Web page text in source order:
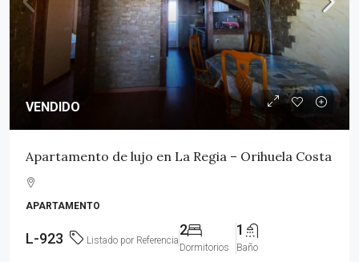
VENDIDO
Apartamento de lujo en La Regia – Orihuela Costa
APARTAMENTO
L-923 Listado por Referencia
2
Dormitorios
1
Baño